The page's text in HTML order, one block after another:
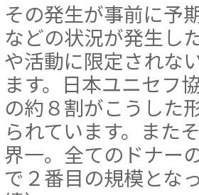
その発生が事前に予
などの状況が発生し
や活動に限定されな
ます。日本ユニセフ
の約８割がこうした
られています。また
界一。全てのドナー
で２番目の規模とな